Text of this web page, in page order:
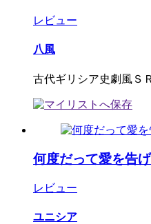
レビュー
八風
古代ギリシア史劇風Ｓ
何度だって愛を告
レビュー
ユニシア